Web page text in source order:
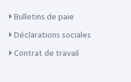
Bulletins de paie
Déclarations sociales
Contrat de travail